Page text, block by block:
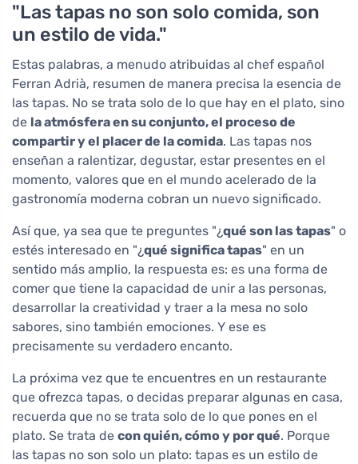
"Las tapas no son solo comida, son
un estilo de vida."
Estas palabras, a menudo atribuidas al chef español
Ferran Adrià, resumen de manera precisa la esencia de
las tapas. No se trata solo de lo que hay en el plato, sino
de la atmósfera en su conjunto, el proceso de
compartir y el placer de la comida. Las tapas nos
enseñan a ralentizar, degustar, estar presentes en el
momento, valores que en el mundo acelerado de la
gastronomía moderna cobran un nuevo significado.
Así que, ya sea que te preguntes "¿qué son las tapas" o
estés interesado en "¿qué significa tapas" en un
sentido más amplio, la respuesta es: es una forma de
comer que tiene la capacidad de unir a las personas,
desarrollar la creatividad y traer a la mesa no solo
sabores, sino también emociones. Y ese es
precisamente su verdadero encanto.
La próxima vez que te encuentres en un restaurante
que ofrezca tapas, o decidas preparar algunas en casa,
recuerda que no se trata solo de lo que pones en el
plato. Se trata de con quién, cómo y por qué. Porque
las tapas no son solo un plato: tapas es un estilo de